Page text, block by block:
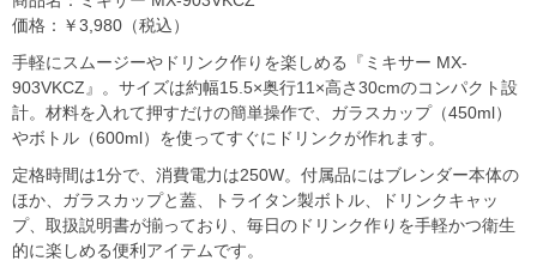
価格：￥3,980（税込）
手軽にスムージーやドリンク作りを楽しめる『ミキサー MX-
903VKCZ』。サイズは約幅15.5×奥行11×高さ30cmのコンパクト設
計。材料を入れて押すだけの簡単操作で、ガラスカップ（450ml）
やボトル（600ml）を使ってすぐにドリンクが作れます。
定格時間は1分で、消費電力は250W。付属品にはブレンダー本体の
ほか、ガラスカップと蓋、トライタン製ボトル、ドリンクキャッ
プ、取扱説明書が揃っており、毎日のドリンク作りを手軽かつ衛生
的に楽しめる便利アイテムです。